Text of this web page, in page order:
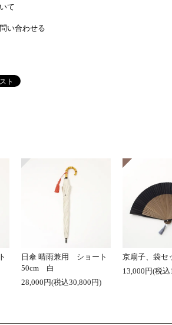
て
い合わせる
日傘 晴雨兼用 ショート
50cm 白
28,000円(税込30,800円)
京扇子、袋
13,000円(税